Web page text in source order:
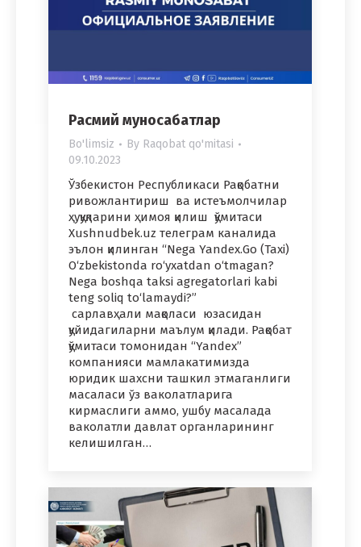
Расмий муносабатлар
Bo'limsiz By Raqobat qo'mitasi
09.10.2023
Ўзбекистон Республикаси Рақобатни
ривожлантириш ва истеъмолчилар
ҳуқуқларини ҳимоя қилиш қўмитаси
Xushnudbek.uz телеграм каналида
эълон қилинган “Nega Yandex.Go (Taxi)
O‘zbekistonda ro‘yxatdan o‘tmagan?
Nega boshqa taksi agregatorlari kabi
teng soliq to‘lamaydi?”
сарлавҳали мақоласи юзасидан
қуйидагиларни маълум қилади. Рақобат
қўмитаси томонидан “Yandex”
компанияси мамлакатимизда
юридик шахсни ташкил этмаганлиги
масаласи ўз ваколатларига
кирмаслиги аммо, ушбу масалада
ваколатли давлат органларининг
келишилган…